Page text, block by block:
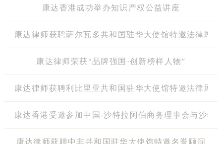
康达香港成功举办知识产权公益讲座
康达律师获聘萨尔瓦多共和国驻华大使馆特邀法律顾问
康达律师荣获“品牌强国·创新榜样人物”
康达律师获聘利比里亚共和国驻华大使馆特邀法律顾问
康达香港受邀参加中国-沙特拉阿伯商务理事会与沙特
康达律师获聘中非共和国驻华大使馆特邀名誉顾问